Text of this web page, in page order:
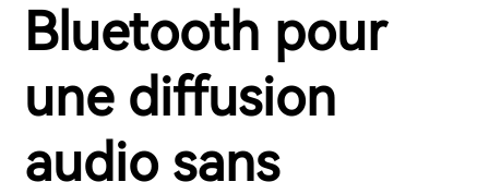
Bluetooth pour
une diffusion
audio sans